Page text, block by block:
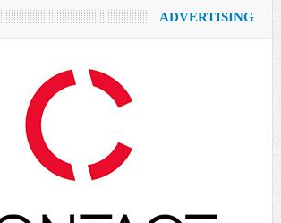
ADVERTISING